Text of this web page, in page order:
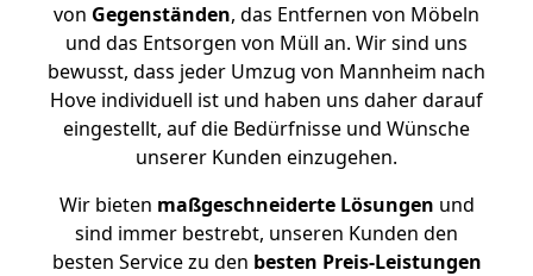
von Gegenständen, das Entfernen von Möbeln
und das Entsorgen von Müll an. Wir sind uns
bewusst, dass jeder Umzug von Mannheim nach
Hove individuell ist und haben uns daher darauf
eingestellt, auf die Bedürfnisse und Wünsche
unserer Kunden einzugehen.
Wir bieten maßgeschneiderte Lösungen und
sind immer bestrebt, unseren Kunden den
besten Service zu den besten Preis-Leistungen